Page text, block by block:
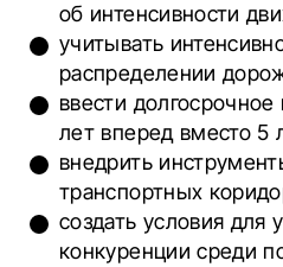
об интенсивности
учитывать
распределении
ввести
лет вперед вместо 5
внедрить
транспортных
создать условия для
конкуренции среди